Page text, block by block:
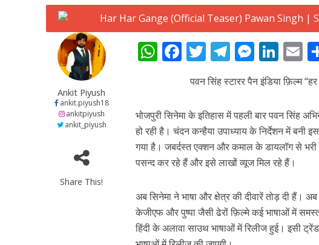
शिवानी सिंह का नया बोलबम गीत तोहरे
Ankit Piyush
ankit.piyush18
ankitpiyush
ankit_piyush
Share This!
W
s
A
p
p
F
e
b
o
o
k
T
w
itt
er
T
e
gr
a
m
M
e
ss
e
n
g
er
Li
n
k
e
dI
n
E
m
ai
l
पवन सिंह स्टारर पैन इंडिया फ़िल्म
भोजपुरी सिनेमा के इतिहास में पहली बार पवन सिंह
हो रही है। चंदन कन्हैया उपाध्याय के निर्देशन में बनी
गया है। जबर्दस्त एक्शन और कमाल के डायलॉग से
पसन्द कर रहे हैं और इसे लाखों व्यूज मिल रहे हैं।
अब सिनेमा ने भाषा और क्षेत्र की दीवारें तोड़ दी हैं।
केजीएफ और पुष्पा जैसी ढेरों फ़िल्मे कई भाषाओं में समस्त
हिंदी के अलावा साउथ भाषाओं में रिलीज हुई। इसी